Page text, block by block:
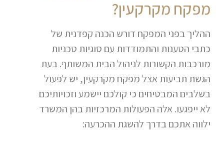
מפקח מקרקעין?
ההליך בפני המפקח דורש הכנה קפדנית של
כתבי הטענות והתמודדות עם סוגיות טכניות
מורכבות הקשורות לניהול הבית המשותף. בעת
הגשת תביעות אצל מפקח מקרקעין, יש לפעול
בשלבים המבטיחים כי קולכם יישמע וזכויותיכם
לא ייפגעו. אלה הפעולות המרכזיות בהן המשרד
ילווה אתכם בדרך להשגת ההכרעה: